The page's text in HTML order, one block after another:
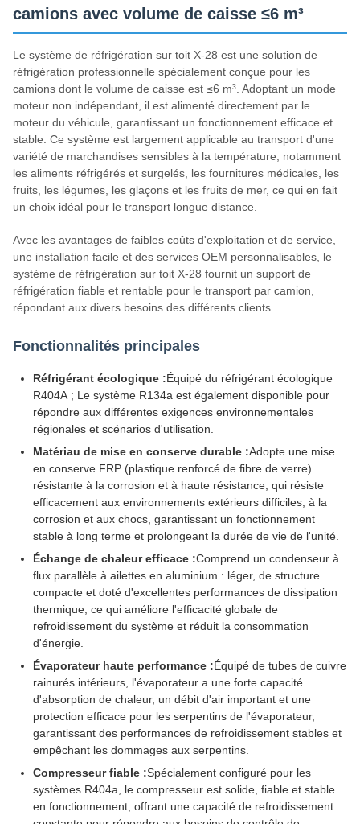
camions avec volume de caisse ≤6 m³
Le système de réfrigération sur toit X-28 est une solution de
réfrigération professionnelle spécialement conçue pour les
camions dont le volume de caisse est ≤6 m³. Adoptant un mode
moteur non indépendant, il est alimenté directement par le
moteur du véhicule, garantissant un fonctionnement efficace et
stable. Ce système est largement applicable au transport d'une
variété de marchandises sensibles à la température, notamment
les aliments réfrigérés et surgelés, les fournitures médicales, les
fruits, les légumes, les glaçons et les fruits de mer, ce qui en fait
un choix idéal pour le transport longue distance.
Avec les avantages de faibles coûts d'exploitation et de service,
une installation facile et des services OEM personnalisables, le
système de réfrigération sur toit X-28 fournit un support de
réfrigération fiable et rentable pour le transport par camion,
répondant aux divers besoins des différents clients.
Fonctionnalités principales
Réfrigérant écologique :Équipé du réfrigérant écologique
R404A ; Le système R134a est également disponible pour
répondre aux différentes exigences environnementales
régionales et scénarios d'utilisation.
Matériau de mise en conserve durable :Adopte une mise
en conserve FRP (plastique renforcé de fibre de verre)
résistante à la corrosion et à haute résistance, qui résiste
efficacement aux environnements extérieurs difficiles, à la
corrosion et aux chocs, garantissant un fonctionnement
stable à long terme et prolongeant la durée de vie de l'unité.
Échange de chaleur efficace :Comprend un condenseur à
flux parallèle à ailettes en aluminium : léger, de structure
compacte et doté d'excellentes performances de dissipation
thermique, ce qui améliore l'efficacité globale de
refroidissement du système et réduit la consommation
d'énergie.
Évaporateur haute performance :Équipé de tubes de cuivre
rainurés intérieurs, l'évaporateur a une forte capacité
d'absorption de chaleur, un débit d'air important et une
protection efficace pour les serpentins de l'évaporateur,
garantissant des performances de refroidissement stables et
empêchant les dommages aux serpentins.
Compresseur fiable :Spécialement configuré pour les
systèmes R404a, le compresseur est solide, fiable et stable
en fonctionnement, offrant une capacité de refroidissement